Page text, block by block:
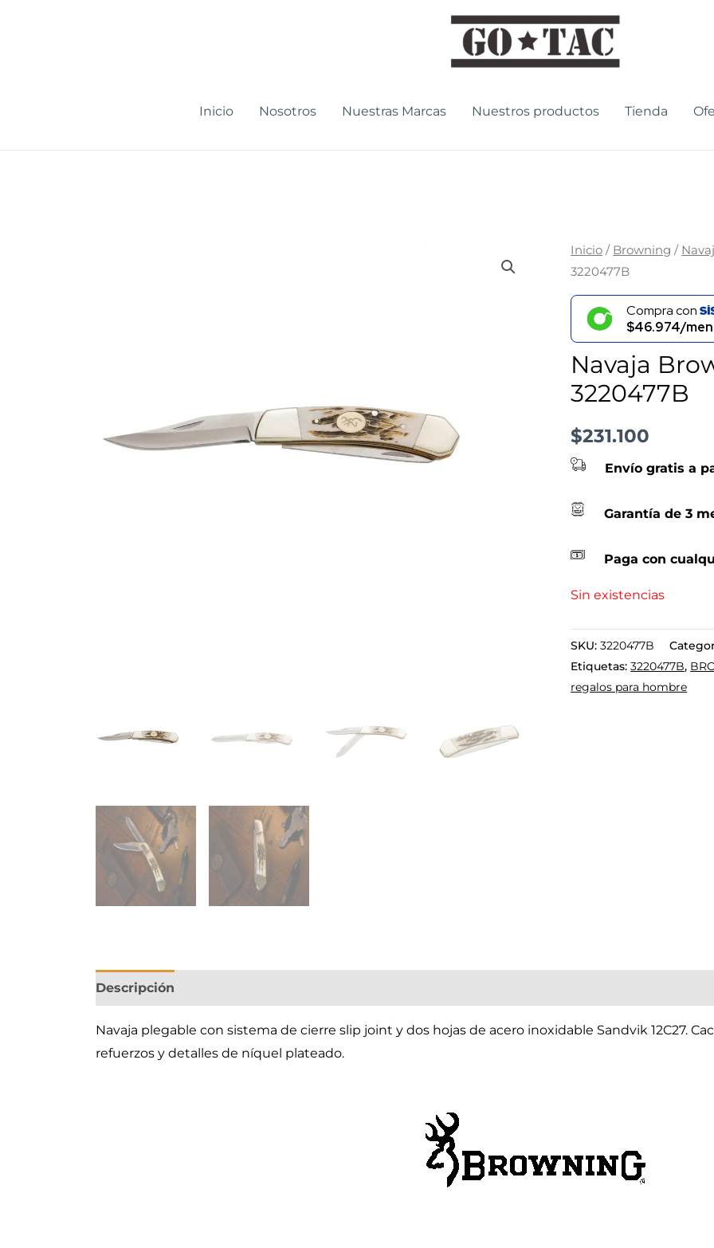
Inicio Nosotros Nuestras Marcas Nuestros productos Tienda
Inicio / Browning /
3220477B
Compra con
$46.974/
Navaja
3220477B
$231.100
Envío gratis a
Garantía de 3
Paga con
Sin existencias
SKU:3220477B
Etiquetas:3220477B,
regalos para hombre
Descripción
Navaja plegable con sistema de cierre slip joint y dos hojas de acero inoxidable Sandvik 12C27.
refuerzos y detalles de níquel plateado.